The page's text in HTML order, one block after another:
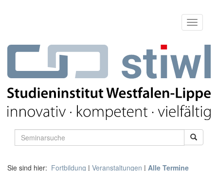
Sie sind hier: Fortbildung | Veranstaltungen | Alle Termine